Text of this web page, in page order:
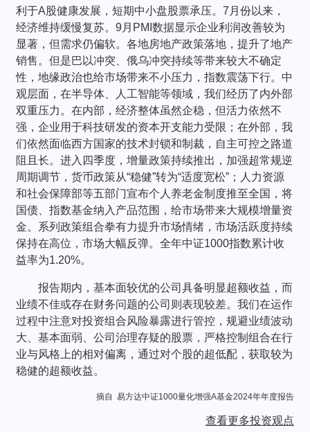
利于A股健康发展，短期中小盘股票承压。7月份以来，
经济维持缓慢复苏。9月PMI数据显示企业利润改善较为
显著，但需求仍偏软。各地房地产政策落地，提升了地产
销售。但是巴以冲突、俄乌冲突持续等带来较大不确定
性，地缘政治也给市场带来不小压力，指数震荡下行。中
观层面，在半导体、人工智能等领域，我们经历了内外部
双重压力。在内部，经济整体虽然企稳，但活力依然不
强，企业用于科技研发的资本开支能力受限；在外部，我
们依然面临西方国家的技术封锁和制裁，自主可控之路道
阻且长。进入四季度，增量政策持续推出，加强超常规逆
周期调节，货币政策从“稳健”转为“适度宽松”；人力资源
和社会保障部等五部门宣布个人养老金制度推至全国，将
国债、指数基金纳入产品范围，给市场带来大规模增量资
金。系列政策组合拳有力提升市场情绪，市场活跃度持续
保持在高位，市场大幅反弹。全年中证1000指数累计收
益率为1.20%。
报告期内，基本面较优的公司具备明显超额收益，而
业绩不佳或存在财务问题的公司则表现较差。我们在运作
过程中注意对投资组合风险暴露进行管控，规避业绩波动
大、基本面弱、公司治理存疑的股票，严格控制组合在行
业与风格上的相对偏离，通过对个股的超低配，获取较为
稳健的超额收益。
摘自 易方达中证1000量化增强A基金2024年年度报告
查看更多投资观点